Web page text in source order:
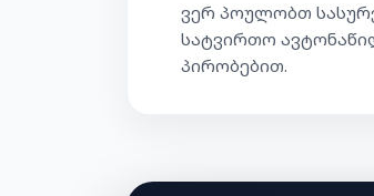
ვერ პოულობთ
სატვირთო
პირობებით.